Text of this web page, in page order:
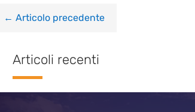
← Articolo precedente
Articoli recenti